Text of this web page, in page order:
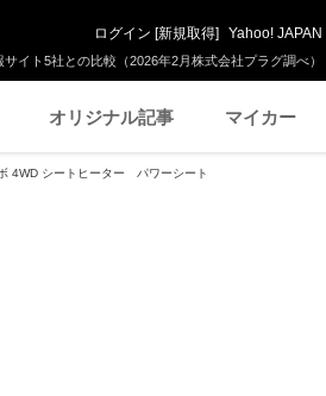
イト5社との比較（2026年2月株式会社プラグ調べ）
ログイン [新規取得] Yahoo! JAPAN
オリジナル記事 マイカー
4WD シートヒーター パワーシート